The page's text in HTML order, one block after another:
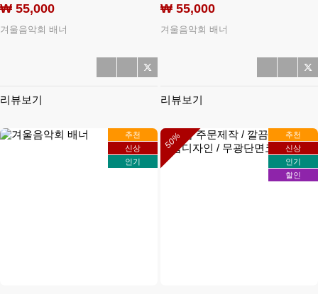
₩ 55,000
겨울음악회 배너
리뷰보기
₩ 55,000
겨울음악회 배너
리뷰보기
추천
신상
인기
추천
신상
인기
할인
50%